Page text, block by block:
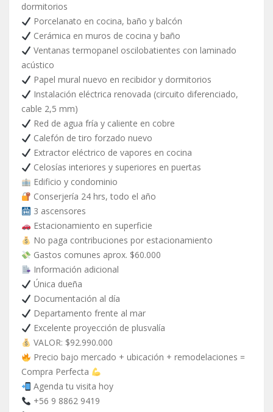
dormitorios
Porcelanato en cocina, baño y balcón
Cerámica en muros de cocina y baño
Ventanas termopanel oscilobatientes con laminado
acústico
Papel mural nuevo en recibidor y dormitorios
Instalación eléctrica renovada (circuito diferenciado,
cable 2,5 mm)
Red de agua fría y caliente en cobre
Calefón de tiro forzado nuevo
Extractor eléctrico de vapores en cocina
Celosías interiores y superiores en puertas
Edificio y condominio
Conserjería 24 hrs, todo el año
3 ascensores
Estacionamiento en superficie
No paga contribuciones por estacionamiento
Gastos comunes aprox. $60.000
Información adicional
Única dueña
Documentación al día
Departamento frente al mar
Excelente proyección de plusvalía
VALOR: $92.990.000
Precio bajo mercado + ubicación + remodelaciones =
Compra Perfecta
Agenda tu visita hoy
+56 9 8862 9419